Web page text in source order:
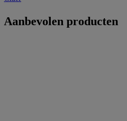
Aanbevolen producten